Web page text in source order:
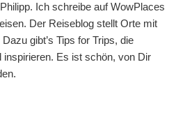
Ich schreibe auf WowPlaces
Der Reiseblog stellt Orte mit
gibt’s Tips for Trips, die
inspirieren. Es ist schön, von Dir